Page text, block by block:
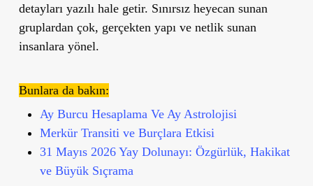
detayları yazılı hale getir. Sınırsız heyecan sunan
gruplardan çok, gerçekten yapı ve netlik sunan
insanlara yönel.
Bunlara da bakın:
Ay Burcu Hesaplama Ve Ay Astrolojisi
Merkür Transiti ve Burçlara Etkisi
31 Mayıs 2026 Yay Dolunayı: Özgürlük, Hakikat
ve Büyük Sıçrama